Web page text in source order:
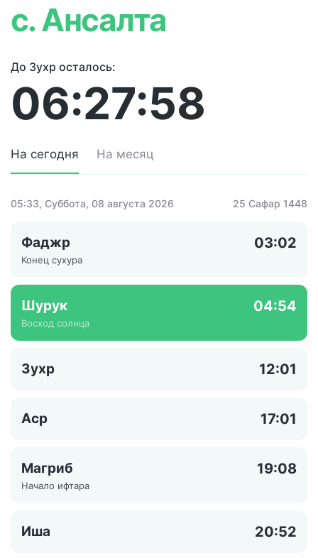
с. Ансалта
До Зухр осталось:
06:27:58
На сегодня На месяц
05:33, Суббота, 08 августа 2026 25 Сафар 1448
Фаджр 03:02
Конец сухура
Шурук 04:54
Восход солнца
Зухр 12:01
Аср 17:01
Магриб 19:08
Начало ифтара
Иша 20:52